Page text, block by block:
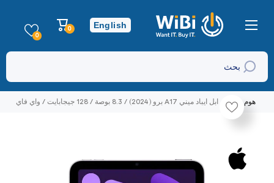
تخطي إلى المحتوى
English
عربة
التسوق
0
عناصر
0
بحث
هوم ابل ايباد ميني A17 برو (2024) / 8.3 بوصة / 128 جيجابايت / واي فاي
/ بنفسجي